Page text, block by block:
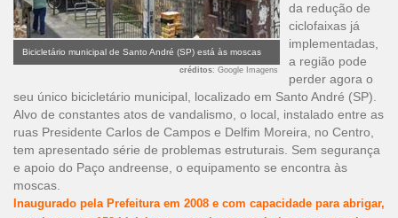
Bicicletário municipal de Santo André (SP) está às moscas
créditos: Google Imagens
da redução de
ciclofaixas já
implementadas,
a região pode
perder agora o
seu único bicicletário municipal, localizado em Santo André (SP).
Alvo de constantes atos de vandalismo, o local, instalado entre as
ruas Presidente Carlos de Campos e Delfim Moreira, no Centro,
tem apresentado série de problemas estruturais. Sem segurança
e apoio do Paço andreense, o equipamento se encontra às
moscas.
Inaugurado pela Prefeitura em 2008 e com capacidade para abrigar,